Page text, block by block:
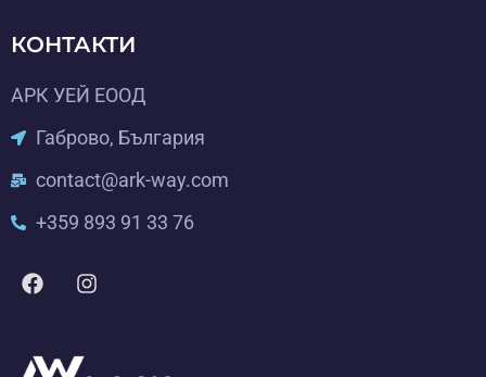
КОНТАКТИ
АРК УЕЙ ЕООД
Габрово, България
contact@ark-way.com
+359 893 91 33 76